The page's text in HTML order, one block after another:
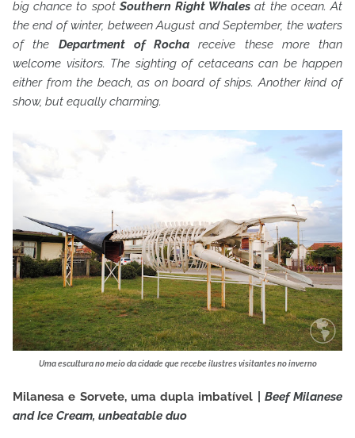
big chance to spot Southern Right Whales at the ocean. At
the end of winter, between August and September, the waters
of the Department of Rocha receive these more than
welcome visitors. The sighting of cetaceans can be happen
either from the beach, as on board of ships. Another kind of
show, but equally charming.
Uma escultura no meio da cidade que recebe ilustres visitantes no inverno
Milanesa e Sorvete, uma dupla imbatível
Beef Milanese
and Ice Cream, unbeatable duo